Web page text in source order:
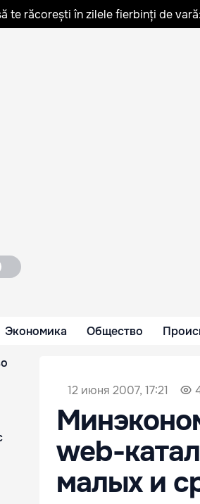
te răcorești în zilele fierbinți de
Экономика Общество
12 июня 2007, 17:21
web-
малых и